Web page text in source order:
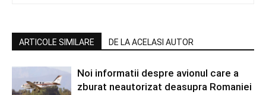
ARTICOLE SIMILARE DE LA ACELASI AUTOR
Noi informatii despre avionul care a
zburat neautorizat deasupra Romaniei